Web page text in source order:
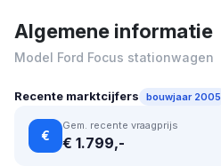
Algemene informatie
Model Ford Focus stationwagen
Recente marktcijfers bouwjaar 2005
€
Gem. recente vraagprijs
€ 1.799,-